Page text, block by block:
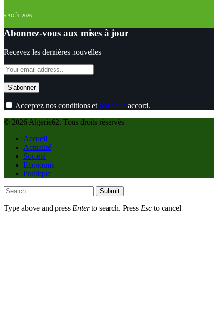
5 AOÛT 2026
Abonnez-vous aux mises à jour
Recevez les dernières nouvelles
Acceptez nos conditions et politique accord.
© 2026 Algerie62. Tous droits réservés
Accueil
Actualité
Société
Economie
Politique
Submit
Type above and press Enterto search. Press Esc to cancel.